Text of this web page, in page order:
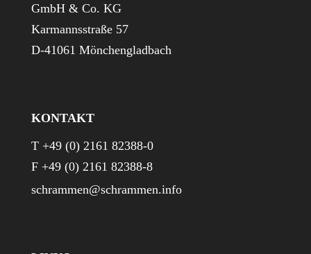
GmbH & Co. KG
Karmannsstraße 57
D-41061 Mönchengladbach
KONTAKT
T +49 (0) 2161 82388-0
F +49 (0) 2161 82388-8
schrammen@schrammen.info